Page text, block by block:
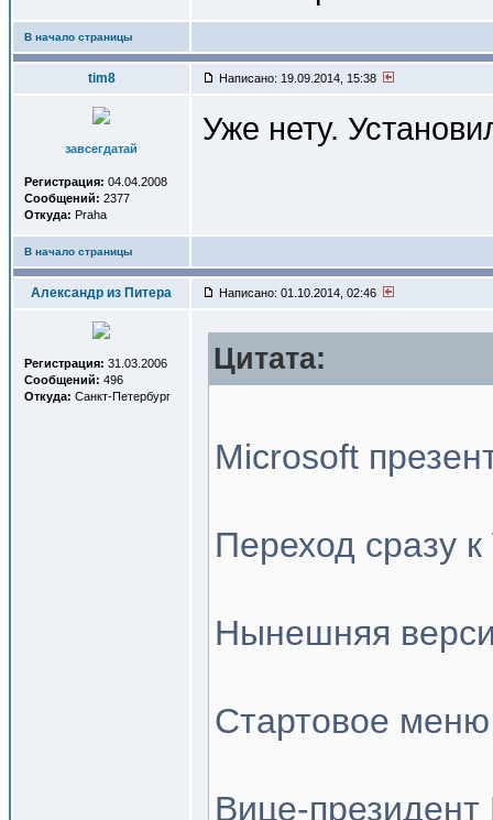
В начало страницы
tim8 Написано: 19.09.2014, 15:38
завсегдатай
Регистрация: 04.04.2008
Сообщений: 2377
Откуда: Praha
Уже нету.
В начало страницы
Александр из Питера Написано: 01.10.2014, 02:46
Регистрация: 31.03.2006
Сообщений: 496
Откуда: Санкт-Петербург
Цитата:
Microsoft
Переход сразу
Нынешняя
Стартовое
Вице-